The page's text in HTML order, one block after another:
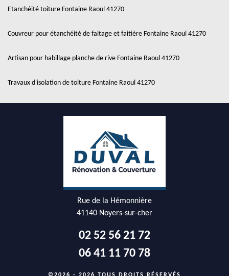
Etanchéité toiture Fontaine Raoul 41270
Couvreur pour étanchéité de faitage et faitière Fontaine Raoul 41270
Artisan pour habillage planche de rive Fontaine Raoul 41270
Travaux d'isolation de toiture Fontaine Raoul 41270
Rue de la Hémonnière
41140 Noyers-sur-cher
02 52 56 21 72
06 41 11 70 78